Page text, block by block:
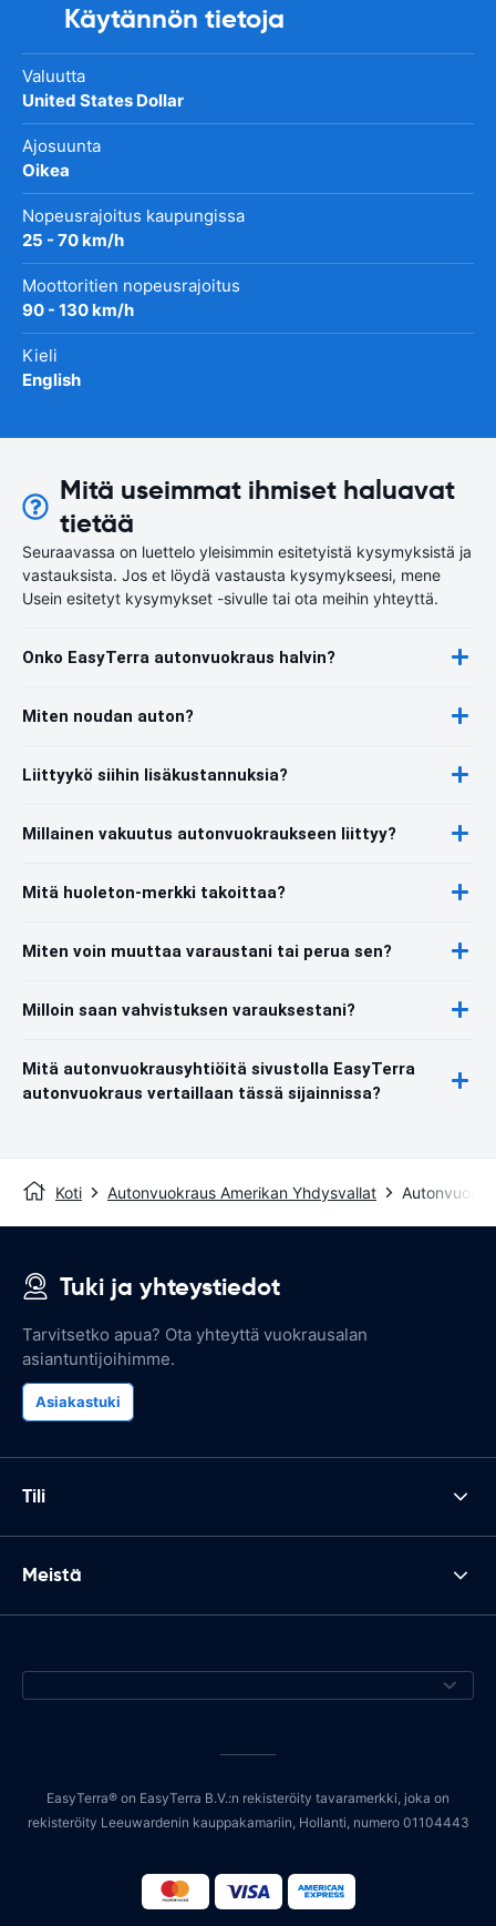
Käytännön tietoja
Valuutta
United States Dollar
Ajosuunta
Oikea
Nopeusrajoitus kaupungissa
25 - 70 km/h
Moottoritien nopeusrajoitus
90 - 130 km/h
Kieli
English
Mitä useimmat ihmiset haluavat
tietää
Seuraavassa on luettelo yleisimmin esitetyistä kysymyksistä ja
vastauksista. Jos et löydä vastausta kysymykseesi, mene
Usein esitetyt kysymykset -sivulle tai ota meihin yhteyttä.
Onko EasyTerra autonvuokraus halvin?
Miten noudan auton?
Liittyykö siihin lisäkustannuksia?
Millainen vakuutus autonvuokraukseen liittyy?
Mitä huoleton-merkki takoittaa?
Miten voin muuttaa varaustani tai perua sen?
Milloin saan vahvistuksen varauksestani?
Mitä autonvuokrausyhtiöitä sivustolla EasyTerra
autonvuokraus vertaillaan tässä sijainnissa?
Koti Autonvuokraus Amerikan Yhdysvallat
Tuki ja yhteystiedot
Tarvitsetko apua? Ota yhteyttä vuokrausalan
asiantuntijoihimme.
Asiakastuki
Tili
Meistä
EasyTerra® on EasyTerra B.V.:n rekisteröity tavaramerkki, joka on
rekisteröity Leeuwardenin kauppakamariin, Hollanti, numero 01104443